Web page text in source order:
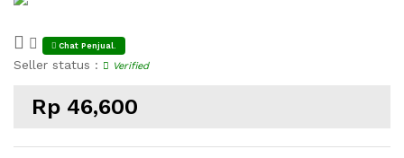
Chat Penjual.
Seller status : Verified
Rp 46,600